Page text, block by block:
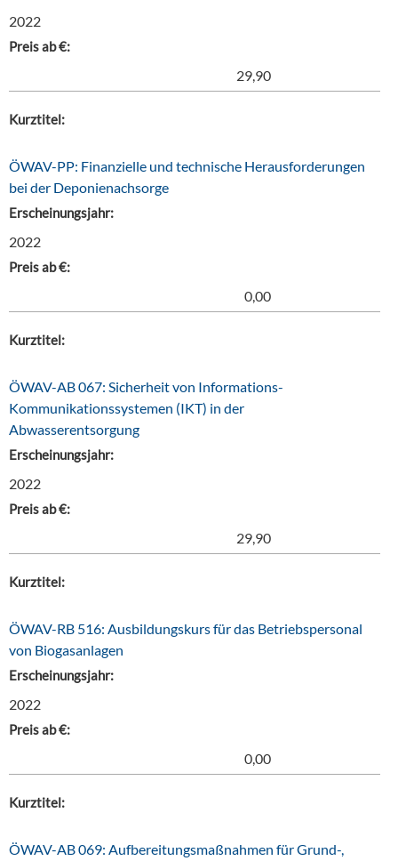
2022
Preis ab €:
29,90
Kurztitel:
ÖWAV-PP: Finanzielle und technische Herausforderungen
bei der Deponienachsorge
Erscheinungsjahr:
2022
Preis ab €:
0,00
Kurztitel:
ÖWAV-AB 067: Sicherheit von Informations-
Kommunikationssystemen (IKT) in der
Abwasserentsorgung
Erscheinungsjahr:
2022
Preis ab €:
29,90
Kurztitel:
ÖWAV-RB 516: Ausbildungskurs für das Betriebspersonal
von Biogasanlagen
Erscheinungsjahr:
2022
Preis ab €:
0,00
Kurztitel:
ÖWAV-AB 069: Aufbereitungsmaßnahmen für Grund-,